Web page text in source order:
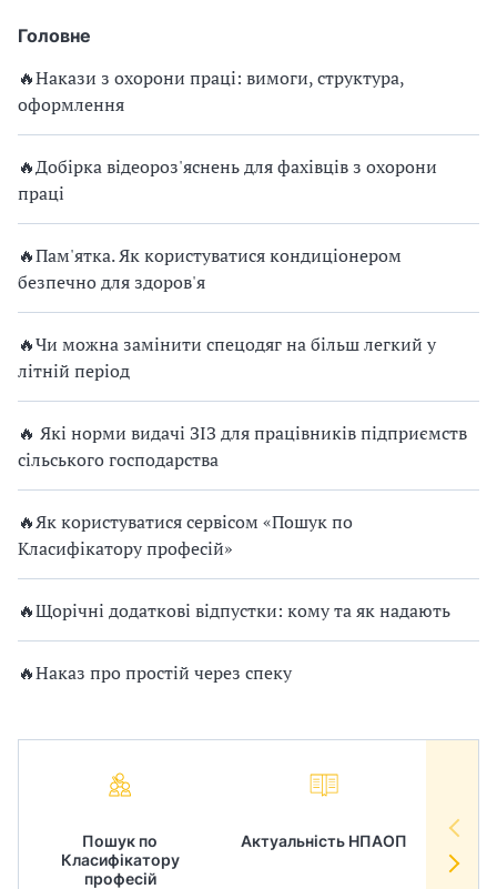
Головне
🔥Накази з охорони праці: вимоги, структура,
оформлення
🔥Добірка відеороз'яснень для фахівців з охорони
праці
🔥Пам'ятка. Як користуватися кондиціонером
безпечно для здоров'я
🔥Чи можна замінити спецодяг на більш легкий у
літній період
🔥 Які норми видачі ЗІЗ для працівників підприємств
сільського господарства
🔥Як користуватися сервісом «Пошук по
Класифікатору професій»
🔥Щорічні додаткові відпустки: кому та як надають
🔥Наказ про простій через спеку
Пошук по
Класифікатору
професій
Актуальність НПАОП